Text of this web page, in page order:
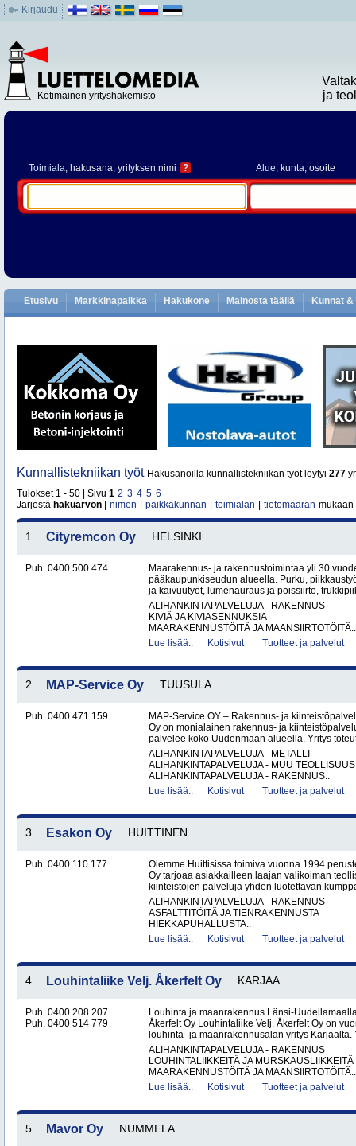
Kirjaudu
Kotimainen yrityshakemisto
ja
Toimiala, hakusana, yrityksen nimi ? Alue, kunta, osoite
Etusivu Markkinapaikka Hakukone Mainosta täällä Kunnat
Kunnallistekniikan työt Hakusanoilla kunnallistekniikan työt löytyi 277
Tulokset 1 - 50 | Sivu 1 2 3 4 5 6
Järjestä hakuarvon nimen paikkakunnan toimialan tietomäärän mukaan
1. Cityremcon Oy HELSINKI
Puh. 0400 500 474
Maarakennus- ja rakennustoimintaa yli 30
pääkaupunkiseudun alueella. Purku,
ja kaivuutyöt, lumenauraus ja poissiirto,
ALIHANKINTAPALVELUJA - RAKENNUS
KIVIÄ JA KIVIASENNUKSIA
MAARAKENNUSTÖITÄ JA MAANSIIRTOTÖITÄ..
Lue lisää..
Kotisivut Tuotteet ja palvelut
2. MAP-Service Oy TUUSULA
Puh. 0400 471 159
MAP-Service OY – Rakennus- ja
Oy on monialainen rakennus- ja
palvelee koko Uudenmaan alueella. Yritys
ALIHANKINTAPALVELUJA - METALLI
ALIHANKINTAPALVELUJA - MUU TEOLLISUUS
ALIHANKINTAPALVELUJA - RAKENNUS..
Lue lisää..
Kotisivut Tuotteet ja palvelut
3. Esakon Oy HUITTINEN
Puh. 0400 110 177
Olemme Huittisissa toimiva vuonna 1994
Oy tarjoaa asiakkailleen laajan valikoiman
kiinteistöjen palveluja yhden luotettavan
ALIHANKINTAPALVELUJA - RAKENNUS
ASFALTTITÖITÄ JA TIENRAKENNUSTA
HIEKKAPUHALLUSTA..
Lue lisää..
Kotisivut Tuotteet ja palvelut
4. Louhintaliike Velj. Åkerfelt Oy KARJAA
Puh. 0400 208 207
Puh. 0400 514 779
Louhinta ja maanrakennus Länsi-
Åkerfelt Oy Louhintaliike Velj. Åkerfelt Oy on
louhinta- ja maanrakennusalan yritys Karjaalta.
ALIHANKINTAPALVELUJA - RAKENNUS
LOUHINTALIIKKEITÄ JA MURSKAUSLIIKKEITÄ
MAARAKENNUSTÖITÄ JA MAANSIIRTOTÖITÄ..
Lue lisää..
Kotisivut Tuotteet ja palvelut
5. Mavor Oy NUMMELA